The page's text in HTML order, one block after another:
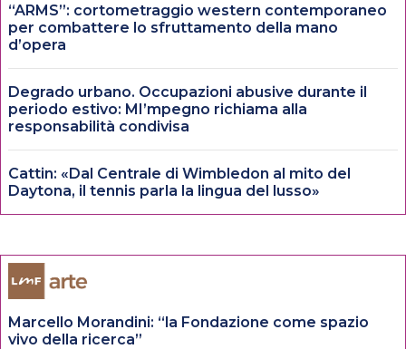
“ARMS”: cortometraggio western contemporaneo
per combattere lo sfruttamento della mano
d’opera
Degrado urbano. Occupazioni abusive durante il
periodo estivo: MI’mpegno richiama alla
responsabilità condivisa
Cattin: «Dal Centrale di Wimbledon al mito del
Daytona, il tennis parla la lingua del lusso»
Marcello Morandini: “la Fondazione come spazio
vivo della ricerca”